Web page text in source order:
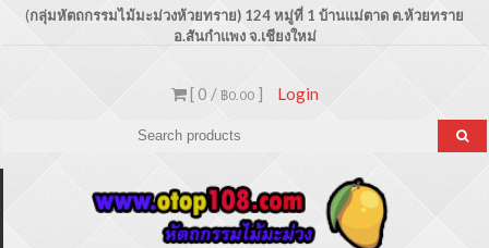
Skip(กลุ่มหัตถกรรมไม้มะม่วงห้วยทราย) 124 หมู่ที่ 1 บ้านแม่ตาด ต.ห้วยทราย
อ.สันกำแพง จ.เชียงใหม่
[ 0 / ฿0.00] Login